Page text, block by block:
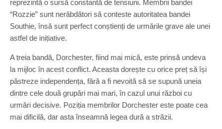
reprezintă o sursă constantă de tensiuni. Membrii bandei
“Rozzie” sunt nerăbdători să conteste autoritatea bandei
Southie, însă sunt perfect conștienți de urmările grave ale unei
astfel de inițiative.
A treia bandă, Dorchester, fiind mai mică, este prinsă undeva
la mijloc în acest conflict. Aceasta dorește cu orice preț să își
păstreze independența, fără a fi nevoită să se supună uneia
dintre cele două grupări mai mari, în cazul unui război cu
urmări decisive. Poziția membrilor Dorchester este poate cea
mai dificilă, dar asta înseamnă legea dură a străzii.